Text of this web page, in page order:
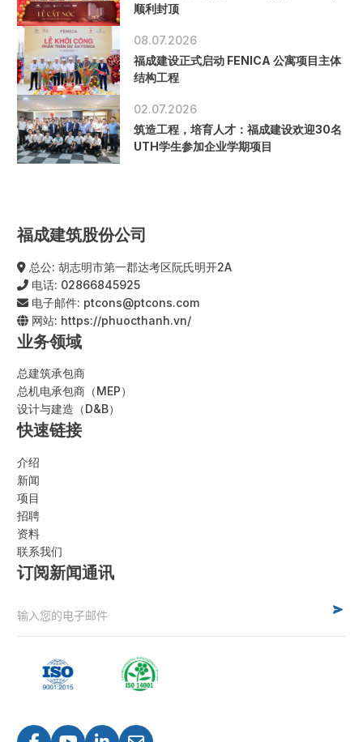
顺利封顶
08.07.2026
福成建设正式启动 FENICA 公寓项目主体
结构工程
02.07.2026
筑造工程，培育人才：福成建设欢迎30名
UTH学生参加企业学期项目
福成建筑股份公司
总公: 胡志明市第一郡达考区阮氏明开2A
电话: 02866845925
电子邮件: ptcons@ptcons.com
网站: https://phuocthanh.vn/
业务领域
总建筑承包商
总机电承包商（MEP）
设计与建造（D&B）
快速链接
介绍
新闻
项目
招聘
资料
联系我们
订阅新闻通讯